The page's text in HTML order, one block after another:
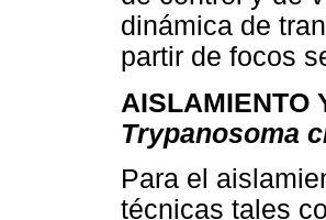
dinámica de
partir de focos
AISLAMIENTO
Trypanosoma
Para el
técnicas tales